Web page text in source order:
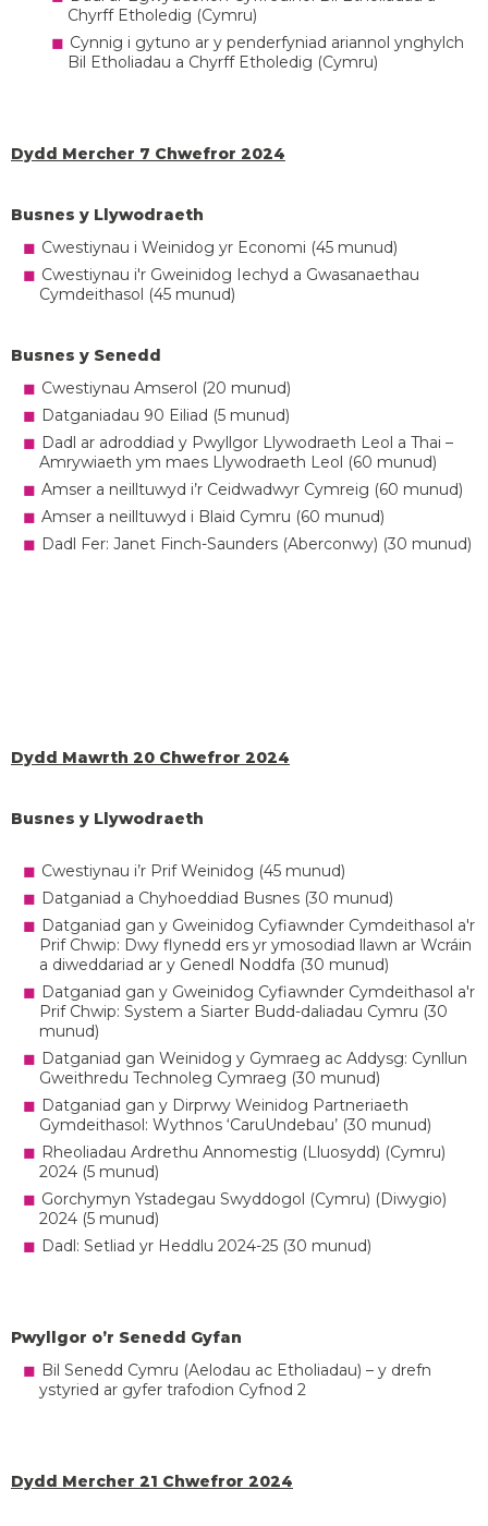
Chyrff Etholedig (Cymru)
Cynnig i gytuno ar y penderfyniad ariannol ynghylch
Bil Etholiadau a Chyrff Etholedig (Cymru)
Dydd Mercher 7 Chwefror 2024
Busnes y Llywodraeth
Cwestiynau i Weinidog yr Economi (45 munud)
Cwestiynau i'r Gweinidog Iechyd a Gwasanaethau
Cymdeithasol (45 munud)
Busnes y Senedd
Cwestiynau Amserol (20 munud)
Datganiadau 90 Eiliad (5 munud)
Dadl ar adroddiad y Pwyllgor Llywodraeth Leol a Thai –
Amrywiaeth ym maes Llywodraeth Leol (60 munud)
Amser a neilltuwyd i’r Ceidwadwyr Cymreig (60 munud)
Amser a neilltuwyd i Blaid Cymru (60 munud)
Dadl Fer: Janet Finch-Saunders (Aberconwy) (30 munud)
Dydd Mawrth 20 Chwefror 2024
Busnes y Llywodraeth
Cwestiynau i’r Prif Weinidog (45 munud)
Datganiad a Chyhoeddiad Busnes (30 munud)
Datganiad gan y Gweinidog Cyfiawnder Cymdeithasol a'r
Prif Chwip: Dwy flynedd ers yr ymosodiad llawn ar Wcráin
a diweddariad ar y Genedl Noddfa (30 munud)
Datganiad gan y Gweinidog Cyfiawnder Cymdeithasol a'r
Prif Chwip: System a Siarter Budd-daliadau Cymru (30
munud)
Datganiad gan Weinidog y Gymraeg ac Addysg: Cynllun
Gweithredu Technoleg Cymraeg (30 munud)
Datganiad gan y Dirprwy Weinidog Partneriaeth
Gymdeithasol: Wythnos ‘CaruUndebau’ (30 munud)
Rheoliadau Ardrethu Annomestig (Lluosydd) (Cymru)
2024 (5 munud)
Gorchymyn Ystadegau Swyddogol (Cymru) (Diwygio)
2024 (5 munud)
Dadl: Setliad yr Heddlu 2024-25 (30 munud)
Pwyllgor o’r Senedd Gyfan
Bil Senedd Cymru (Aelodau ac Etholiadau) – y drefn
ystyried ar gyfer trafodion Cyfnod 2
Dydd Mercher 21 Chwefror 2024